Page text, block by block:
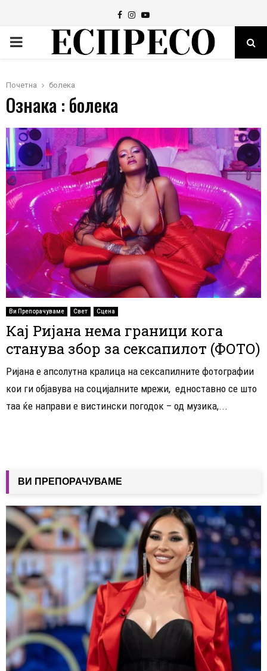
Facebook
Instagram
Youtube
PRIMARY
Почетна болека
Ознака : болека
Ви Препорачуваме Свет Сцена
Кај Ријана нема граници кога
станува збор за сексапилот (ФОТО)
Ријана е апсолутна кралица на сексапилните фотографии
кои ги објавува на социјалните мрежи, едноставно се што
таа ќе направи е вистински погодок – од музика,...
ВИ ПРЕПОРАЧУВАМЕ